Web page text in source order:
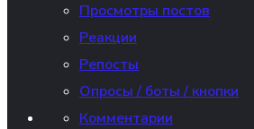
Просмотры постов
Реакции
Репосты
Опросы / боты / кнопки
Комментарии